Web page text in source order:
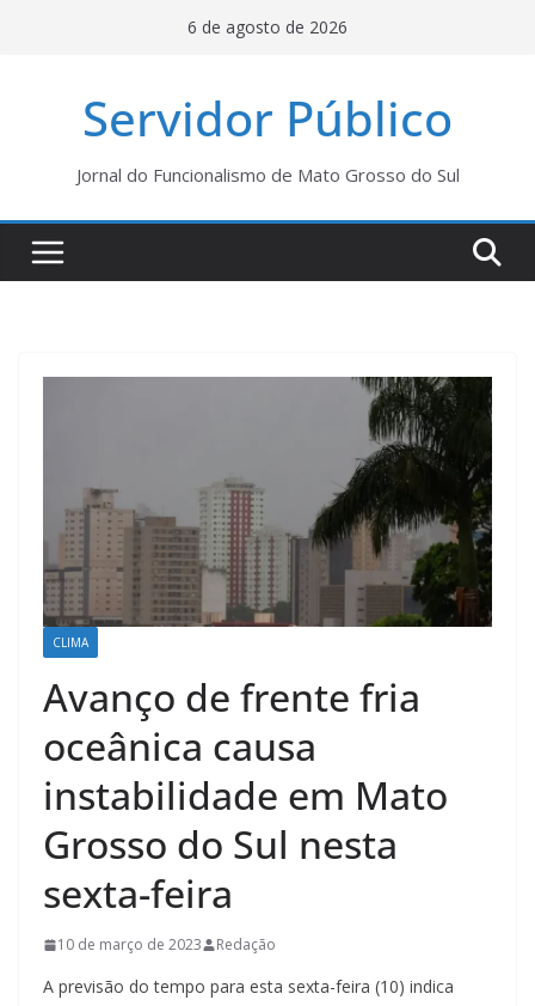
6 de agosto de 2026
Servidor Público
Jornal do Funcionalismo de Mato Grosso do Sul
CLIMA
Avanço de frente fria
oceânica causa
instabilidade em Mato
Grosso do Sul nesta
sexta-feira
10 de março de 2023 Redação
A previsão do tempo para esta sexta-feira (10) indica